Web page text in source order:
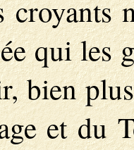
croyants
qui les
bien
et du